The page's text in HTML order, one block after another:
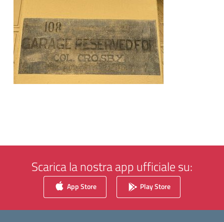
Scarica la nostra app ufficiale su:
App Store Play Store